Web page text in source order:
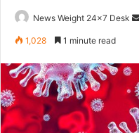
News Weight 24x7 Desk
1,028 1 minute read